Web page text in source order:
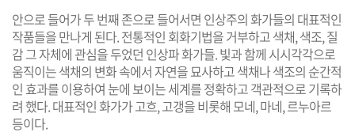
안으로 들어가 두 번째 존으로 들어서면 인상주의 화가들의 대표적인
작품들을 만나게 된다. 전통적인 회화기법을 거부하고 색채, 색조, 질
감 그 자체에 관심을 두었던 인상파 화가들. 빛과 함께 시시각각으로
움직이는 색채의 변화 속에서 자연을 묘사하고 색채나 색조의 순간적
인 효과를 이용하여 눈에 보이는 세계를 정확하고 객관적으로 기록하
려 했다. 대표적인 화가가 고흐, 고갱을 비롯해 모네, 마네, 르누아르
등이다.